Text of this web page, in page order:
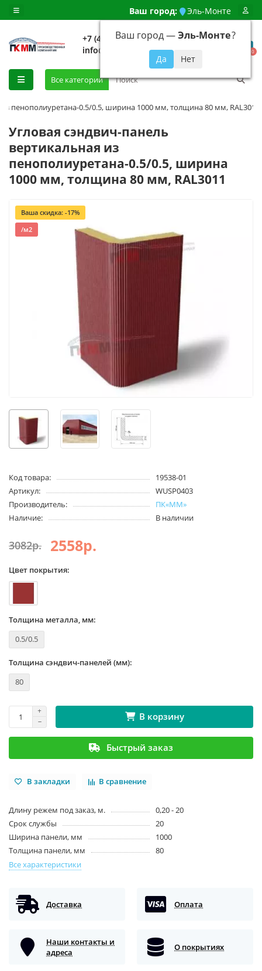
Ваш город: Эль-Монте
Ваш город —Эль-Монте?
+7 (499) 648-92-94
info@evroshtaketnikmoskva.ru
0
Все категории
пенополиуретана-0.5/0.5, ширина 1000 мм, толщина 80 мм, RAL3011
Угловая сэндвич-панель
вертикальная из
пенополиуретана-0.5/0.5, ширина
1000 мм, толщина 80 мм, RAL3011
Ваша скидка: -17%
/м2
Код товара:
19538-01
Артикул:
WUSP0403
Производитель:
ПК«ММ»
Наличие:
В наличии
3082р. 2558р.
Цвет покрытия:
Толщина металла, мм:
0.5/0.5
Толщина сэндвич-панелей (мм):
80
В корзину
Быстрый заказ
В закладки В сравнение
Длину режем под заказ, м.
0,20 - 20
Срок службы
20
Ширина панели, мм
1000
Толщина панели, мм
80
Все характеристики
Доставка Оплата
Наши контакты и
адреса
О покрытиях